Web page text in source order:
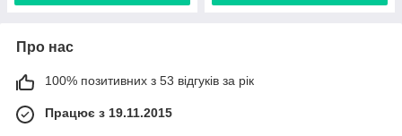
Про нас
100% позитивних з 53 відгуків за рік
Працює з 19.11.2015